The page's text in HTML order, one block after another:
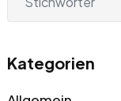
Kategorien